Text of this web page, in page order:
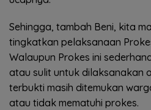
Sehingga, tambah Beni, kita
tingkatkan pelaksanaan
Walaupun Prokes ini
atau sulit untuk dilaksanakan
terbukti masih ditemukan
atau tidak mematuhi prokes.